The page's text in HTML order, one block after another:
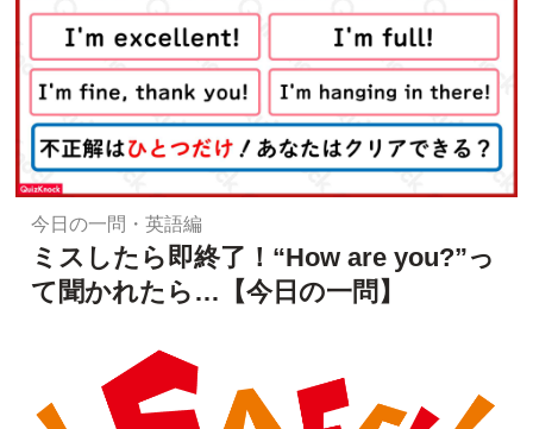
今日の一問・英語編
ミスしたら即終了！“How are you?”っ
て聞かれたら…【今日の一問】